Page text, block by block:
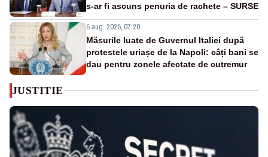
s-ar fi ascuns penuria de rachete – SURSE
6 aug. 2026, 07:20
Măsurile luate de Guvernul Italiei după
protestele uriașe de la Napoli: câți bani se
dau pentru zonele afectate de cutremur
JUSTITIE